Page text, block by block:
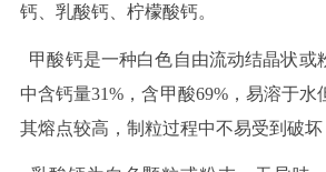
钙、乳酸钙、柠檬酸钙。
甲酸钙是一种白色自由流动结晶状或
中含钙量31%，含甲酸69%，易溶于水
其熔点较高，制粒过程中不易受到破坏